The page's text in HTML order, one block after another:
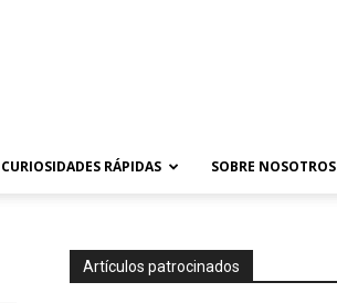
CURIOSIDADES RÁPIDAS SOBRE NOSOTROS
Artículos patrocinados